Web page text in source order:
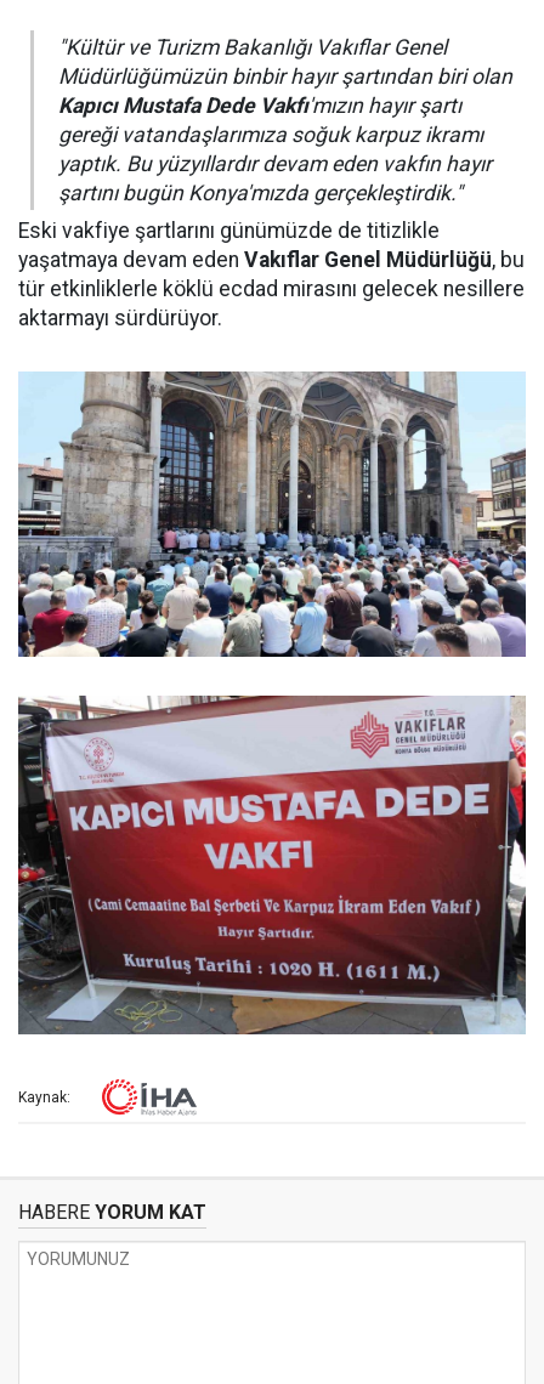
"Kültür ve Turizm Bakanlığı Vakıflar Genel
Müdürlüğümüzün binbir hayır şartından biri olan
Kapıcı Mustafa Dede Vakfı'mızın hayır şartı
gereği vatandaşlarımıza soğuk karpuz ikramı
yaptık. Bu yüzyıllardır devam eden vakfın hayır
şartını bugün Konya'mızda gerçekleştirdik."
Eski vakfiye şartlarını günümüzde de titizlikle
yaşatmaya devam eden Vakıflar Genel Müdürlüğü, bu
tür etkinliklerle köklü ecdad mirasını gelecek nesillere
aktarmayı sürdürüyor.
Kaynak:
HABERE YORUM KAT